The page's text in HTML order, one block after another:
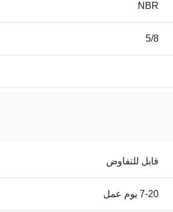
NBR
5/8
قابل للتفاوض
7-20 يوم عمل